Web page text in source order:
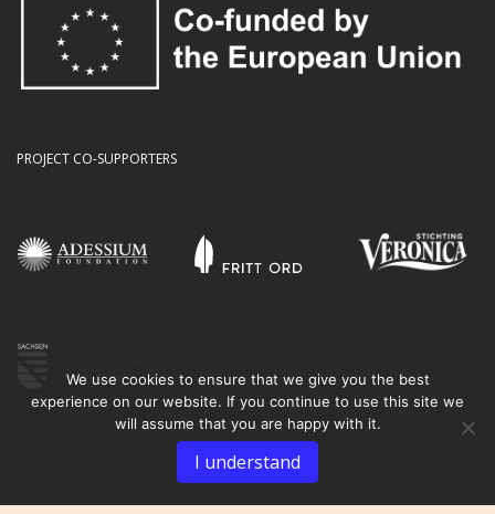
PROJECT CO-SUPPORTERS
We use cookies to ensure that we give you the best
experience on our website. If you continue to use this site we
will assume that you are happy with it.
I understand